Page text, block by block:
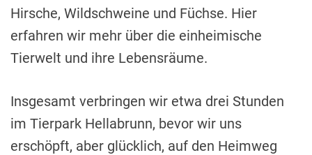
Hirsche, Wildschweine und Füchse. Hier
erfahren wir mehr über die einheimische
Tierwelt und ihre Lebensräume.
Insgesamt verbringen wir etwa drei Stunden
im Tierpark Hellabrunn, bevor wir uns
erschöpft, aber glücklich, auf den Heimweg